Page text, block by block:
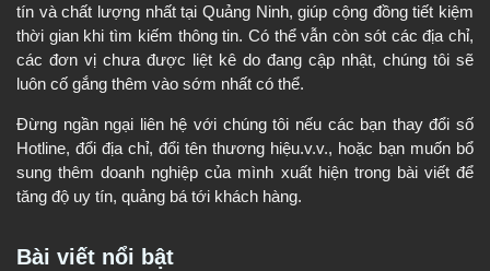
tín và chất lượng nhất tại Quảng Ninh, giúp cộng đồng tiết kiệm
thời gian khi tìm kiếm thông tin. Có thể vẫn còn sót các địa chỉ,
các đơn vị chưa được liệt kê do đang cập nhật, chúng tôi sẽ
luôn cố gắng thêm vào sớm nhất có thể.
Đừng ngần ngại liên hệ với chúng tôi nếu các bạn thay đổi số
Hotline, đổi địa chỉ, đổi tên thương hiệu.v.v., hoặc bạn muốn bổ
sung thêm doanh nghiệp của mình xuất hiện trong bài viết để
tăng độ uy tín, quảng bá tới khách hàng.
Bài viết nổi bật